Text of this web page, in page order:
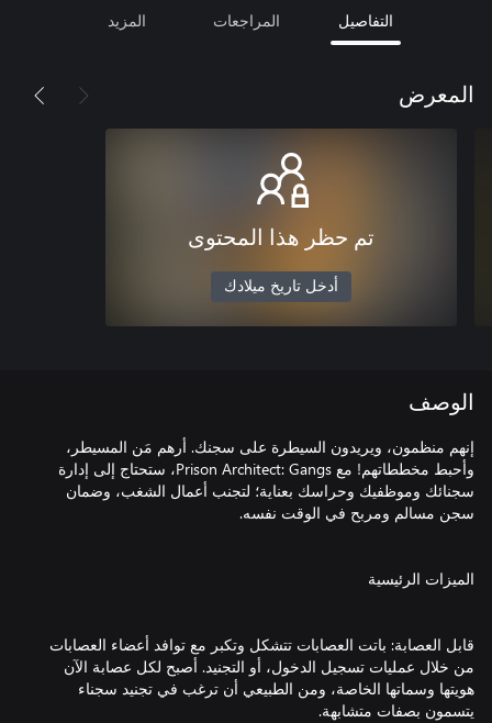
التفاصيل المراجعات المزيد
المعرض
تم حظر هذا المحتوى
أدخل تاريخ ميلادك
الوصف
إنهم منظمون، ويريدون السيطرة على سجنك. أرهم مَن المسيطر،
وأحبط مخططاتهم! مع Prison Architect: Gangs، ستحتاج إلى إدارة
سجنائك وموظفيك وحراسك بعناية؛ لتجنب أعمال الشغب، وضمان
قابل العصابة: باتت العصابات تتشكل وتكبر مع توافد أعضاء العصابات
من خلال عمليات تسجيل الدخول، أو التجنيد. أصبح لكل عصابة الآن
هويتها وسماتها الخاصة، ومن الطبيعي أن ترغب في تجنيد سجناء